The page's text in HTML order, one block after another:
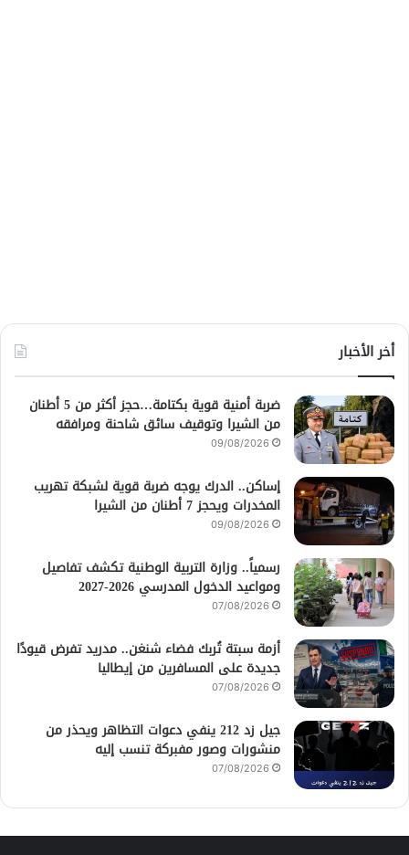
أخر الأخبار
ضربة أمنية قوية بكتامة…حجز أكثر من 5 أطنان
من الشيرا وتوقيف سائق شاحنة ومرافقه
09/08/2026
إساكن.. الدرك يوجه ضربة قوية لشبكة تهريب
المخدرات ويحجز 7 أطنان من الشيرا
09/08/2026
رسمياً.. وزارة التربية الوطنية تكشف تفاصيل
ومواعيد الدخول المدرسي 2026-2027
07/08/2026
أزمة سبتة تُربك فضاء شنغن.. مدريد تفرض قيودًا
جديدة على المسافرين من إيطاليا
07/08/2026
جيل زد 212 ينفي دعوات التظاهر ويحذر من
منشورات وصور مفبركة تنسب إليه
07/08/2026